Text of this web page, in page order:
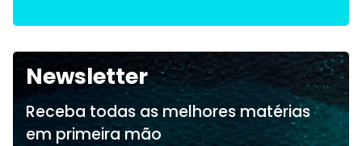
Newsletter
Receba todas as melhores matérias
em primeira mão